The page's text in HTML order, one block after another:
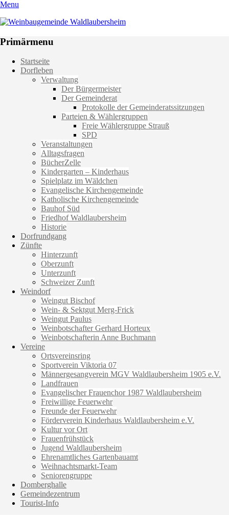
Menu
Weinbaugemeinde Waldlaubersheim
Primärmenu
Weiter
zum
Startseite
Dorfleben
Verwaltung
Der Bürgermeister
Der Gemeinderat
Protokolle der Gemeinderatssitzungen
Parteien & Wählergruppen
Freie Wählergruppe Strauß
SPD
Veranstaltungen
Alltagsfragen
BücherZelle
Kindergarten – Kinderhaus
Spielplatz im Wäldchen
Evangelische Kirchengemeinde
Katholische Kirchengemeinde
Bauhof Süd
Friedhof Waldlaubersheim
Historie
Dorfrundgang
Zünfte
Hinterzunft
Oberzunft
Unterzunft
Schweizer Zunft
Weindorf
Weingut Bischof
Wein- & Sektgut Merg-Frick
Weingut Paulus
Weinbotschafter Gerhard Horteux
Weinbotschafterin Anne Buchmann
Vereine
Ortsvereinsring
Sportverein Viktoria 07
Männergesangverein MGV Waldlaubersheim 1905 e.V.
Landfrauen
Evangelischer Frauenchor 1987 Waldlaubersheim
Freiwillige Feuerwehr
Freunde der Feuerwehr
Förderverein Kinderhaus Waldlaubersheim e.V.
Kultur vor Ort
Frauenfrühstück
Jugend Waldlaubersheim
Ehrenamtliches Gartenbauamt
Weihnachtsmarkt-Team
Seniorengruppe
Domberghalle
Gemeindezentrum
Tourist-Info